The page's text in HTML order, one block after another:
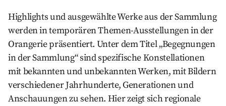
Highlights und ausgewählte Werke aus der Sammlung
werden in temporären Themen-Ausstellungen in der
Orangerie präsentiert. Unter dem Titel „Begegnungen
in der Sammlung“ sind spezifische Konstellationen
mit bekannten und unbekannten Werken, mit Bildern
verschiedener Jahrhunderte, Generationen und
Anschauungen zu sehen. Hier zeigt sich regionale